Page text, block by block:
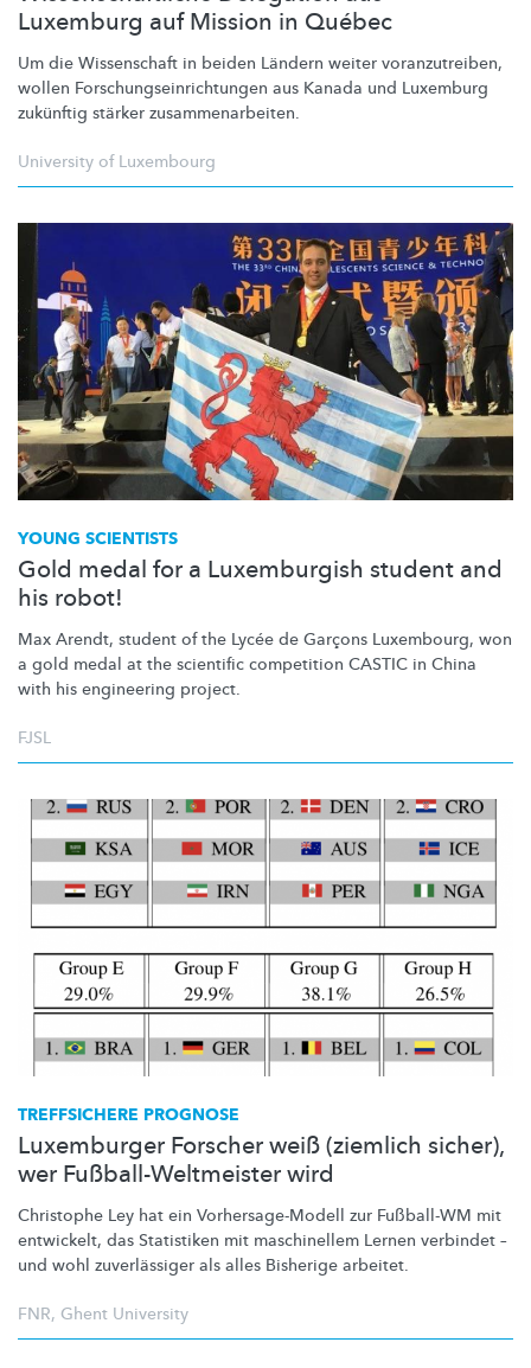
Luxemburg auf Mission in Québec
Um die Wissenschaft in beiden Ländern weiter voranzutreiben,
wollen Forschungseinrichtungen aus Kanada und Luxemburg
zukünftig stärker zusammenarbeiten.
University of Luxembourg
YOUNG SCIENTISTS
Gold medal for a Luxemburgish student and
his robot!
Max Arendt, student of the Lycée de Garçons Luxembourg, won
a gold medal at the scientific competition CASTIC in China
with his engineering project.
FJSL
TREFFSICHERE PROGNOSE
Luxemburger Forscher weiß (ziemlich sicher),
wer Fußball-Weltmeister wird
Christophe Ley hat ein Vorhersage-Modell zur Fußball-WM mit
entwickelt, das Statistiken mit maschinellem Lernen verbindet –
und wohl zuverlässiger als alles Bisherige arbeitet.
FNR, Ghent University